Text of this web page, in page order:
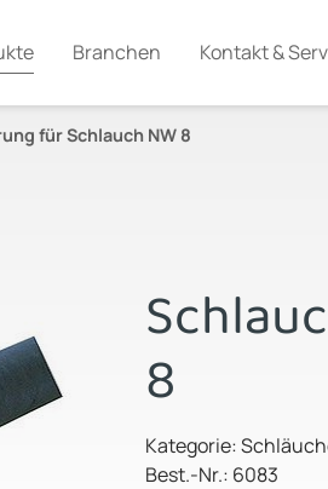
Branchen Kontakt &
für Schlauch NW 8
8
Kategorie:
Best.-Nr.: 6083